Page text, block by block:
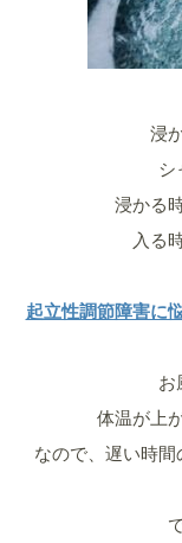
浸
シ
浸かる
入る
起立性調節障害に
お
体温が上
なので、遅い時